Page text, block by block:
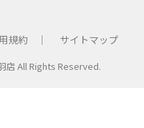
規約 ｜ サイトマップ
All Rights Reserved.